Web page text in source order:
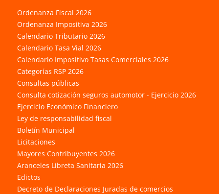
Ordenanza Fiscal 2026
Ordenanza Impositiva 2026
Calendario Tributario 2026
Calendario Tasa Vial 2026
Calendario Impositivo Tasas Comerciales 2026
Categorías RSP 2026
Consultas públicas
Consulta cotización seguros automotor - Ejercicio 2026
Ejercicio Económico Financiero
Ley de responsabilidad fiscal
Boletín Municipal
Licitaciones
Mayores Contribuyentes 2026
Aranceles Libreta Sanitaria 2026
Edictos
Decreto de Declaraciones Juradas de comercios